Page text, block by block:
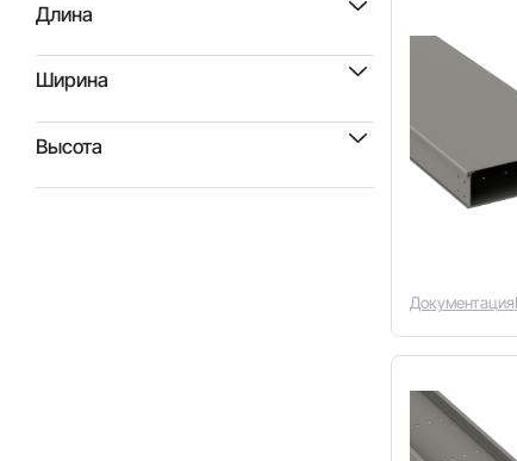
Длина
3000 мм(20)
Ширина
50 мм(1)
100 мм
Высота
50 мм(6)
Документация